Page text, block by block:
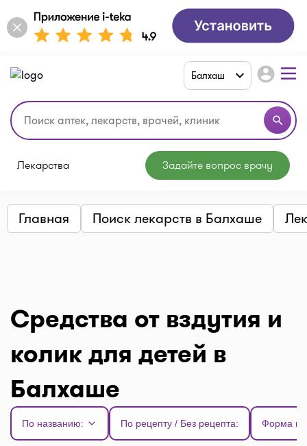
search
Балхаш account_circle
Лекарства Задайте вопрос врачу
Главная Поиск лекарств в Балхаше
Средства от вздутия и
колик для детей в
Балхаше
По названию: По рецепту / Без рецепта: Форма